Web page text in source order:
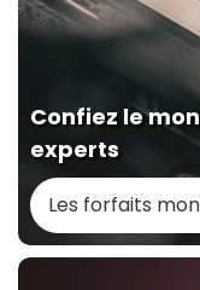
Confiez le
experts
Les forfaits